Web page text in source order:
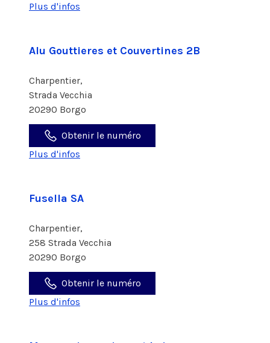
Plus d'infos
Alu Gouttieres et Couvertines 2B
Charpentier,
Strada Vecchia
20290 Borgo
Obtenir le numéro
Plus d'infos
Fusella SA
Charpentier,
258 Strada Vecchia
20290 Borgo
Obtenir le numéro
Plus d'infos